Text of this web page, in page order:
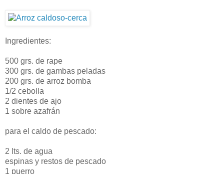
Ingredientes:
500 grs. de rape
300 grs. de gambas peladas
200 grs. de arroz bomba
1/2 cebolla
2 dientes de ajo
1 sobre azafrán
para el caldo de pescado:
2 lts. de agua
espinas y restos de pescado
1 puerro